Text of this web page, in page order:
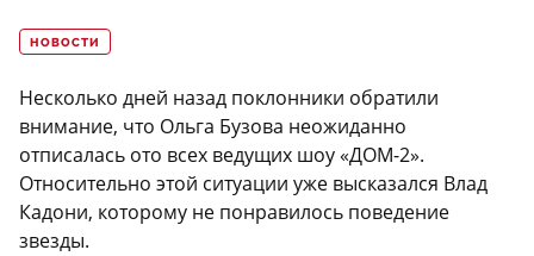
НОВОСТИ
Несколько дней назад поклонники обратили
внимание, что Ольга Бузова неожиданно
отписалась ото всех ведущих шоу «ДОМ-2».
Относительно этой ситуации уже высказался Влад
Кадони, которому не понравилось поведение
звезды.